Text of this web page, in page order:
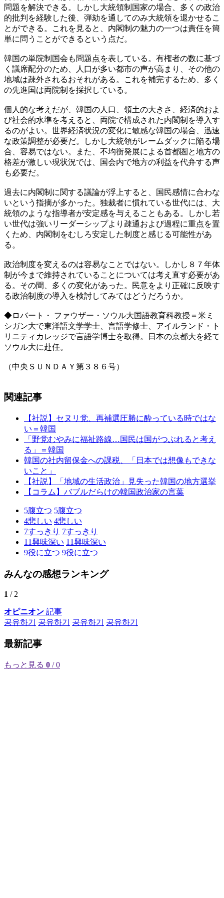
問題を解決できる。しかし大統領制国家の場合、多くの政治
的批判を経験した後、弾劾を通してのみ大統領を退かせるこ
とができる。これを見ると、内閣制の魅力の一つは責任を簡
単に問うことができるという点だ。
韓国の単院制国会も問題点を表している。有権者の数に基づ
く議席配分のため、人口が多い都市の声が高まり、その他の
地域は疎外されるおそれがある。これを補完するため、多く
の先進国は両院制を採択している。
個人的な考えだが、韓国の人口、領土の大きさ、経済的およ
び社会的水準を考えると、両院で構成された内閣制を導入す
るのがよい。世界経済状況の変化に敏感な韓国の場合、迅速
な政策調整が必要だ。しかし大統領がレームダックに陥る場
合、容易ではない。また、不均衡発展による首都圏と地方の
格差が激しい現状況では、国会内で地方の利益を代弁する声
も必要だ。
過去に内閣制に関する議論が浮上すると、国民感情に合わな
いという指摘が多かった。独裁者に慣れている世代には、大
統領のような指導者が安定感を与えることもある。しかし若
い世代は強いリーダーシップより疎通および過程に重点を置
くため、内閣制をむしろ安定した制度と感じる可能性があ
る。
政治制度を変えるのは容易なことではない。しかし８７年体
制が今まで維持されていることについては考え直す必要があ
る。その間、多くの変化があった。民意をより正確に反映す
る政治制度の導入を検討してみてはどうだろうか。
◆ロバート・ ファウザー・ソウル大国語教育科教授＝米ミ
シガン大で東洋語文学学士、言語学修士、アイルランド・ト
リニティカレッジで言語学博士を取得。日本の京都大を経て
ソウル大に赴任。
（中央ＳＵＮＤＡＹ第３８６号）
関連記事
【社説】セヌリ党、再補選圧勝に酔っている時ではな
い＝韓国
「野党むやみに福祉路線…国民は国がつぶれると考え
る」＝韓国
韓国の社内留保金への課税、「日本では想像もできな
いこと」
【社説】「地域の生活政治」見失った韓国の地方選挙
【コラム】バブルだらけの韓国政治家の言葉
5腹立つ 5腹立つ
4悲しい 4悲しい
7すっきり 7すっきり
11興味深い 11興味深い
9役に立つ 9役に立つ
みんなの感想ランキング
1 / 2
オピニオン 記事
공유하기
공유하기 공유하기 공유하기
最新記事
もっと見る 0 / 0